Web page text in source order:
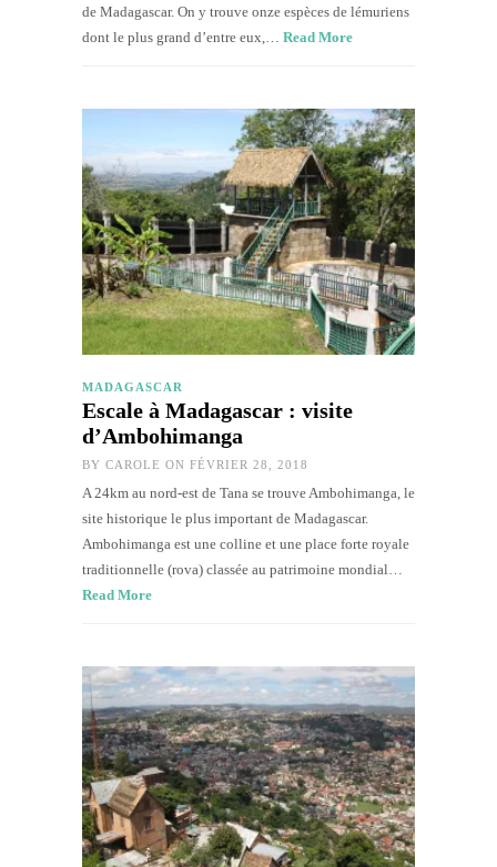
de Madagascar. On y trouve onze espèces de lémuriens
dont le plus grand d’entre eux,… Read More
MADAGASCAR
Escale à Madagascar : visite
d’Ambohimanga
BY CAROLE ON FÉVRIER 28, 2018
A 24km au nord-est de Tana se trouve Ambohimanga, le
site historique le plus important de Madagascar.
Ambohimanga est une colline et une place forte royale
traditionnelle (rova) classée au patrimoine mondial…
Read More